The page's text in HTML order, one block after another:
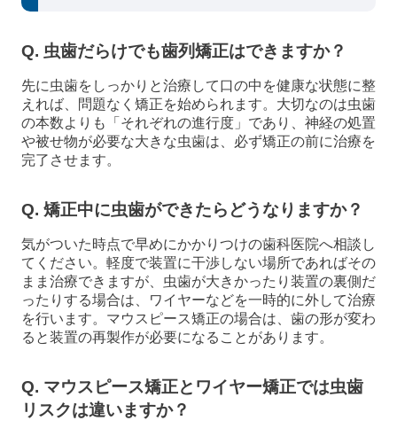
Q. 虫歯だらけでも歯列矯正はできますか？
先に虫歯をしっかりと治療して口の中を健康な状態に整
えれば、問題なく矯正を始められます。大切なのは虫歯
の本数よりも「それぞれの進行度」であり、神経の処置
や被せ物が必要な大きな虫歯は、必ず矯正の前に治療を
完了させます。
Q. 矯正中に虫歯ができたらどうなりますか？
気がついた時点で早めにかかりつけの歯科医院へ相談し
てください。軽度で装置に干渉しない場所であればその
まま治療できますが、虫歯が大きかったり装置の裏側だ
ったりする場合は、ワイヤーなどを一時的に外して治療
を行います。マウスピース矯正の場合は、歯の形が変わ
ると装置の再製作が必要になることがあります。
Q. マウスピース矯正とワイヤー矯正では虫歯
リスクは違いますか？